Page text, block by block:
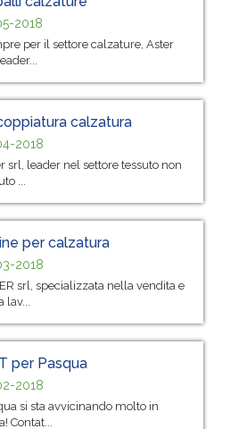
2018
per il settore calzature, Aster
calzatura
2018
srl, leader nel settore tessuto non
...
per calzatura
2018
srl, specializzata nella vendita e
lav...
per Pasqua
2018
si sta avvicinando molto in
Contat...